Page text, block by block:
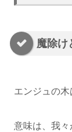
魔除け
エンジュの木
意味は、我々